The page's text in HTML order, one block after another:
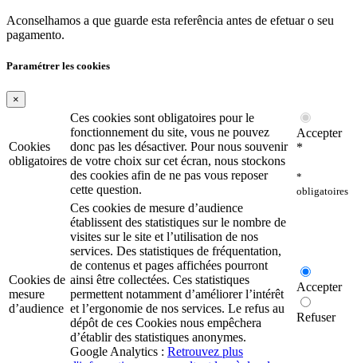
Aconselhamos a que guarde esta referência antes de efetuar o seu
pagamento.
Paramétrer les cookies
×
Cookies
obligatoires
Ces cookies sont obligatoires pour le
fonctionnement du site, vous ne pouvez
donc pas les désactiver. Pour nous souvenir
de votre choix sur cet écran, nous stockons
des cookies afin de ne pas vous reposer
cette question.
Accepter
*
*
obligatoires
Cookies de
mesure
d’audience
Ces cookies de mesure d’audience
établissent des statistiques sur le nombre de
visites sur le site et l’utilisation de nos
services. Des statistiques de fréquentation,
de contenus et pages affichées pourront
ainsi être collectées. Ces statistiques
permettent notamment d’améliorer l’intérêt
et l’ergonomie de nos services. Le refus au
dépôt de ces Cookies nous empêchera
d’établir des statistiques anonymes.
Google Analytics : Retrouvez plus
Accepter
Refuser